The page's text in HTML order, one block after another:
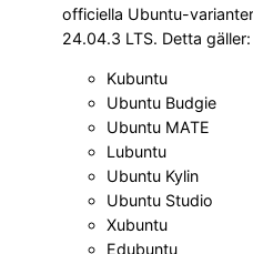
officiella Ubuntu-
24.04.3 LTS. Detta gäller:
Kubuntu
Ubuntu Budgie
Ubuntu MATE
Lubuntu
Ubuntu Kylin
Ubuntu Studio
Xubuntu
Edubuntu